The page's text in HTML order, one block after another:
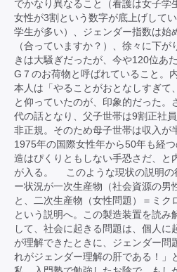
でかなり異なること（看護は女子学
女性が3割という数字が底上げして
学生が多い）、ジェンダー指数は始
（合っていますか？）、徐々に下が
きは大騒ぎだったが、今や120位あ
G７のお荷物と呼ばれていること。
本人は「やることがおとなしすぎて
と仰っていたのが、印象的だった。
代の話となり、父子世帯は9割正社
非正規。そのため母子世帯は収入が
1975年の国際女性年から50年も経
造はぴくりともしない手恐さだ、と
が入る。 このような現状の説明の
ー状況が一次生産物（社会資源の男
と、二次生産物（女性問題）＝ミク
という説明へ。この製造装置を読み
して、社会に起きる問題は、個人に
が理解できたときに、ジェンダー問
れがジェンダー理解の肝である！」